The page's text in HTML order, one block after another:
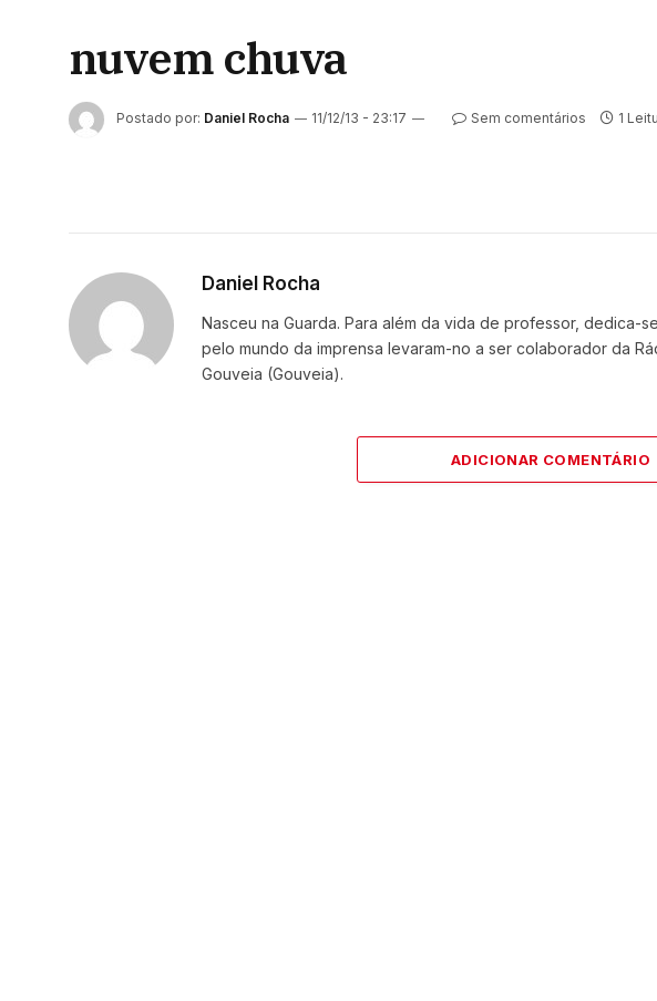
nuvem chuva
Postado por: Daniel Rocha 11/12/13 - 23:17 Sem comentários 1
Daniel Rocha
Nasceu na Guarda. Para além da vida de professor, dedica-
pelo mundo da imprensa levaram-no a ser colaborador da
Gouveia (Gouveia).
ADICIONAR COMENTÁRIO